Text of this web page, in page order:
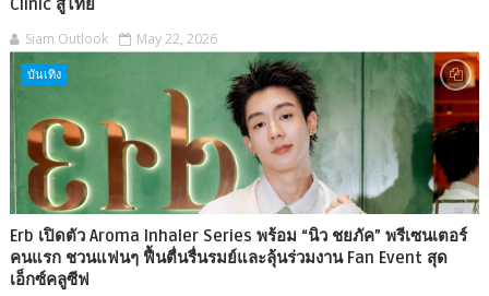
Clinic สู่ไทย
Siam Outlook May 22, 2026
บันเทิง
Erb เปิดตัว Aroma Inhaler Series พร้อม “นิว ชยภัค” พรีเซนเตอร์
คนแรก ชวนแฟนๆ ฟื้นตื่นรื่นรมย์และลุ้นร่วมงาน Fan Event สุด
เอ็กซ์คลูซีฟ